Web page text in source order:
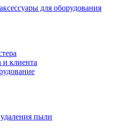
для оборудования
и клиента
пыли